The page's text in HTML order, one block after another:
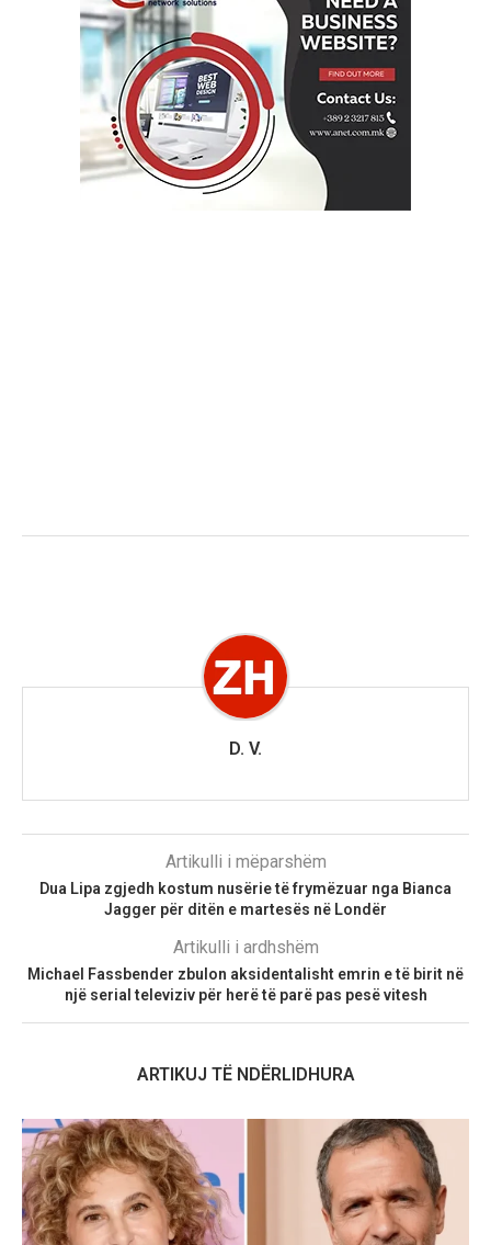
D. V.
Artikulli i mëparshëm
Dua Lipa zgjedh kostum nusërie të frymëzuar nga Bianca
Jagger për ditën e martesës në Londër
Artikulli i ardhshëm
Michael Fassbender zbulon aksidentalisht emrin e të birit në
një serial televiziv për herë të parë pas pesë vitesh
ARTIKUJ TË NDËRLIDHURA